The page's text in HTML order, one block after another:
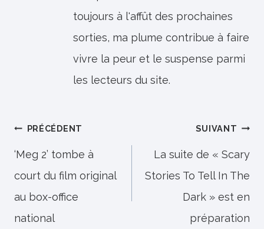
toujours à l'affût des prochaines
sorties, ma plume contribue à faire
vivre la peur et le suspense parmi
les lecteurs du site.
Navigation
de
l’article
PRÉCÉDENT
‘Meg 2’ tombe à
court du film original
au box-office
national
SUIVANT
La suite de « Scary
Stories To Tell In The
Dark » est en
préparation